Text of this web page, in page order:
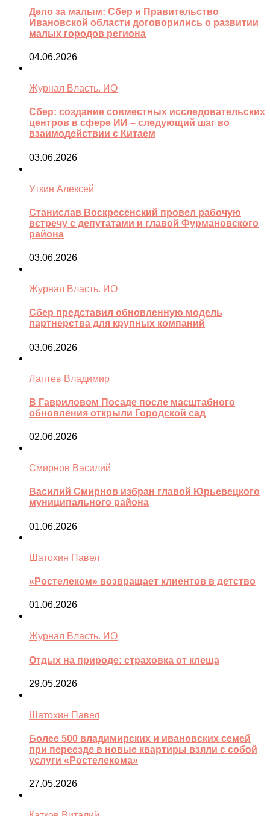
Дело за малым: Сбер и Правительство
Ивановской области договорились о развитии
малых городов региона
04.06.2026
Журнал Власть. ИО
Сбер: создание совместных исследовательских
центров в сфере ИИ – следующий шаг во
взаимодействии с Китаем
03.06.2026
Уткин Алексей
Станислав Воскресенский провел рабочую
встречу с депутатами и главой Фурмановского
района
03.06.2026
Журнал Власть. ИО
Сбер представил обновленную модель
партнерства для крупных компаний
03.06.2026
Лаптев Владимир
В Гавриловом Посаде после масштабного
обновления открыли Городской сад
02.06.2026
Смирнов Василий
Василий Смирнов избран главой Юрьевецкого
муниципального района
01.06.2026
Шатохин Павел
«Ростелеком» возвращает клиентов в детство
01.06.2026
Журнал Власть. ИО
Отдых на природе: страховка от клеща
29.05.2026
Шатохин Павел
Более 500 владимирских и ивановских семей
при переезде в новые квартиры взяли с собой
услуги «Ростелекома»
27.05.2026